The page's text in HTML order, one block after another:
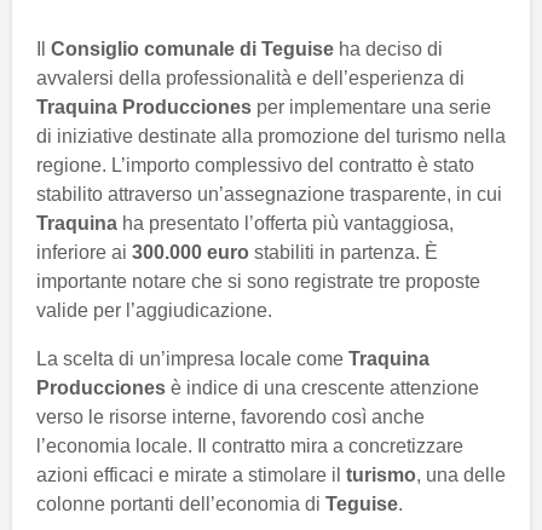
Consiglio comunale di Teguise ha deciso di
avvalersi della professionalità e dell’esperienza di
Traquina Producciones per implementare una serie
di iniziative destinate alla promozione del turismo nella
regione. L’importo complessivo del contratto è stato
stabilito attraverso un’assegnazione trasparente, in cui
Traquina ha presentato l’offerta più vantaggiosa,
inferiore ai 300.000 euro stabiliti in partenza. È
importante notare che si sono registrate tre proposte
valide per l’aggiudicazione.
La scelta di un’impresa locale come Traquina
Producciones è indice di una crescente attenzione
verso le risorse interne, favorendo così anche
l’economia locale. Il contratto mira a concretizzare
azioni efficaci e mirate a stimolare il turismo, una delle
colonne portanti dell’economia di Teguise.